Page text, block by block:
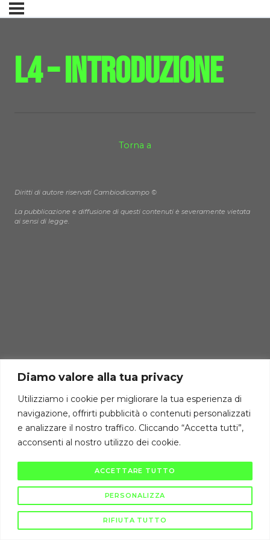
Diamo valore alla tua privacy
Utilizziamo i cookie per migliorare la tua esperienza di
navigazione, offrirti pubblicità o contenuti personalizzati
e analizzare il nostro traffico. Cliccando “Accetta tutti”,
acconsenti al nostro utilizzo dei cookie.
PERSONALIZZA
RIFIUTA TUTTO
ACCETTARE TUTTO
L4 – Introduzione
Torna a
Diritti di autore riservati Cambiodicampo ©
La pubblicazione e diffusione di questi contenuti è severamente vietata
ai sensi di legge.